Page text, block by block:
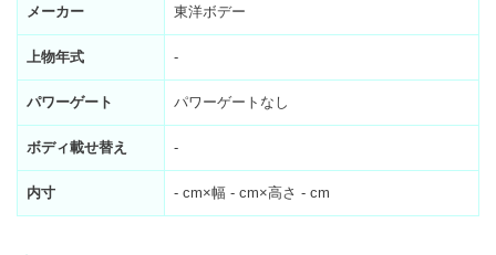
メーカー 東洋ボデー
上物年式 -
パワーゲート パワーゲートなし
ボディ載せ替え -
内寸 - cm×幅 - cm×高さ - cm